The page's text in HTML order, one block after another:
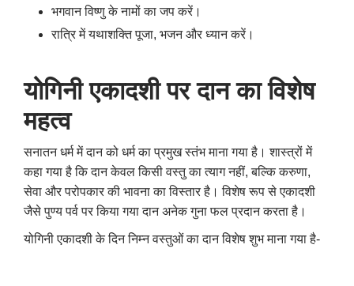
भगवान विष्णु के नामों का जप करें।
रात्रि में यथाशक्ति पूजा, भजन और ध्यान करें।
योगिनी एकादशी पर दान का विशेष
महत्व
सनातन धर्म में दान को धर्म का प्रमुख स्तंभ माना गया है। शास्त्रों में
कहा गया है कि दान केवल किसी वस्तु का त्याग नहीं, बल्कि करुणा,
सेवा और परोपकार की भावना का विस्तार है। विशेष रूप से एकादशी
जैसे पुण्य पर्व पर किया गया दान अनेक गुना फल प्रदान करता है।
योगिनी एकादशी के दिन निम्न वस्तुओं का दान विशेष शुभ माना गया है-